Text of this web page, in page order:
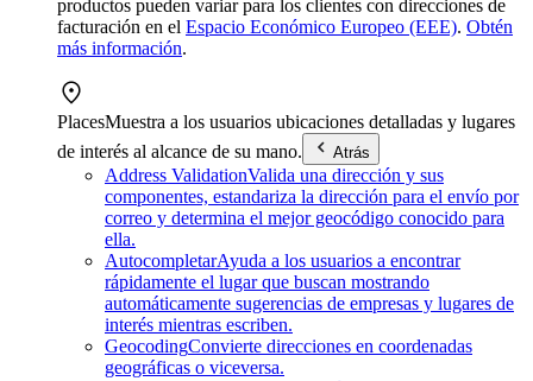
productos pueden variar para los clientes con direcciones de
facturación en el Espacio Económico Europeo (EEE). Obtén
más información.
PlacesMuestra a los usuarios ubicaciones detalladas y lugares
de interés al alcance de su mano.
Atrás
Address ValidationValida una dirección y sus
componentes, estandariza la dirección para el envío por
correo y determina el mejor geocódigo conocido para
ella.
AutocompletarAyuda a los usuarios a encontrar
rápidamente el lugar que buscan mostrando
automáticamente sugerencias de empresas y lugares de
interés mientras escriben.
GeocodingConvierte direcciones en coordenadas
geográficas o viceversa.